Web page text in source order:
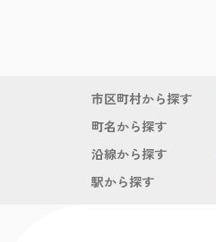
市区町村から探す
町名から探す
沿線から探す
駅から探す